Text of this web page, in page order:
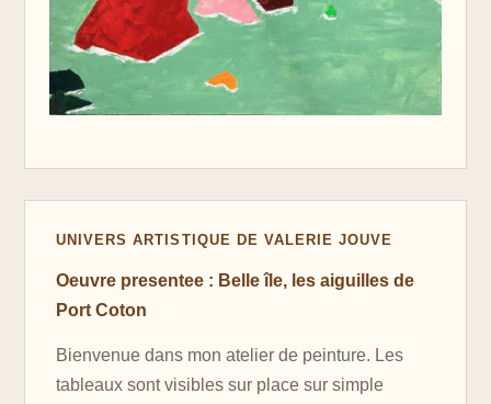
UNIVERS ARTISTIQUE DE VALERIE JOUVE
Oeuvre presentee : Belle île, les aiguilles de
Port Coton
Bienvenue dans mon atelier de peinture. Les
tableaux sont visibles sur place sur simple